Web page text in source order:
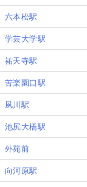
六本松駅
学芸大学駅
祐天寺駅
苦楽園口駅
夙川駅
池尻大橋駅
外苑前
向河原駅